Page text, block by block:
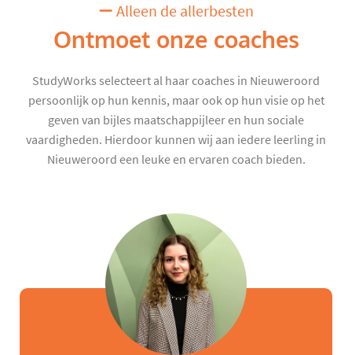
Alleen de allerbesten
Ontmoet onze coaches
StudyWorks selecteert al haar coaches in Nieuweroord
persoonlijk op hun kennis, maar ook op hun visie op het
geven van bijles maatschappijleer en hun sociale
vaardigheden. Hierdoor kunnen wij aan iedere leerling in
Nieuweroord een leuke en ervaren coach bieden.